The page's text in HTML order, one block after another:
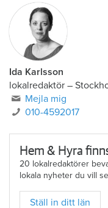
Ida Karlsson
lokalredaktör –
Mejla mig
010-4592017
Hem & Hyra
20 lokalredaktörer
lokala nyheter du vill
Ställ in ditt län